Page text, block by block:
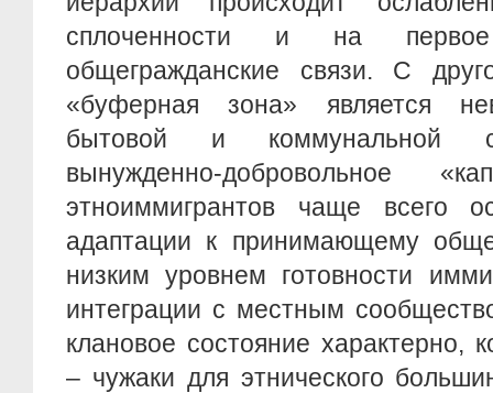
сплоченности и на
общегражданские связи. С
«буферная зона» является
бытовой и коммунальной
вынужденно-добровольное
этноиммигрантов чаще всего
адаптации к принимающему
низким уровнем готовности
интеграции с местным
клановое состояние характерно,
– чужаки для этнического